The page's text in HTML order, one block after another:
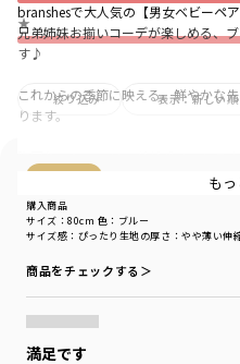
★
絞り込み 表示：新しい順
購入商品
購入商品
サイズ感 ：ぴったり 生地の厚さ ：やや薄い伸
サイズ：80cm 色：ブルー
商品をチェックする＞
満足です
branshesで大人気の【男女ベビーペ
兄弟姉妹お揃いコーデが楽しめる、
す♪
これからの季節に映える、鮮やかな
ります。
みんなで「おそろい」を楽しもう！
キッズ女児12-4237-194マドラスチ
ベビー女児02-4239-032マドラスチェ
キッズ男児11-4206-421マドラスチ
ベビー男児02-4239-033マドラスチェ
も